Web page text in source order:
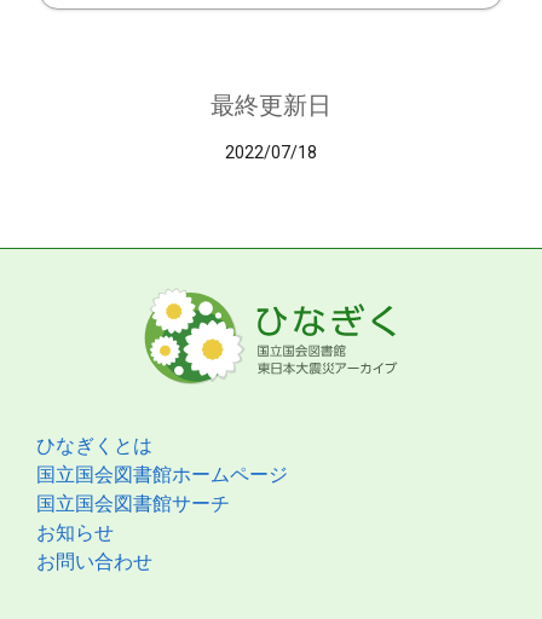
最終更新日
2022/07/18
ひなぎくとは
国立国会図書館ホームページ
国立国会図書館サーチ
お知らせ
お問い合わせ